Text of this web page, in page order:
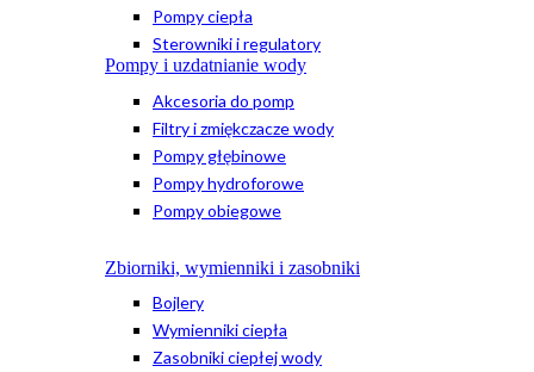
Pompy ciepła
Sterowniki i regulatory
Pompy i uzdatnianie wody
Akcesoria do pomp
Filtry i zmiękczacze wody
Pompy głębinowe
Pompy hydroforowe
Pompy obiegowe
Zbiorniki, wymienniki i zasobniki
Bojlery
Wymienniki ciepła
Zasobniki ciepłej wody